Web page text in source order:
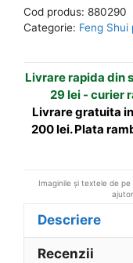
n
t
i
Cod produs: 880290
Categorie: Feng Shui
Livrare rapida din
29 lei - curier
Livrare gratuita
200 lei. Plata
Imaginile și textele de
Descriere
Recenzii